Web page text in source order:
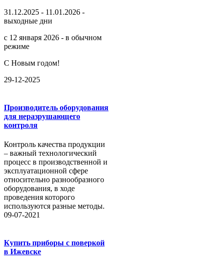
31.12.2025 - 11.01.2026 -
выходные дни
с 12 января 2026 - в обычном
режиме
С Новым годом!
29-12-2025
Производитель оборудования
для неразрушающего
контроля
Контроль качества продукции
– важный технологический
процесс в производственной и
эксплуатационной сфере
относительно разнообразного
оборудования, в ходе
проведения которого
используются разные методы.
09-07-2021
Купить приборы с поверкой
в Ижевске